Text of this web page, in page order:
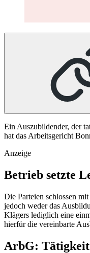
Ein Auszubildender, der
hat das Arbeitsgericht
Anzeige
Betrieb setzte
Die Parteien schlossen
jedoch weder das
Klägers lediglich eine
hierfür die vereinbarte
ArbG: